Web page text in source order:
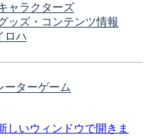
ャラクターズ
ッズ・コンテンツ情報
ロハ
ーターゲーム
しいウィンドウで開きま